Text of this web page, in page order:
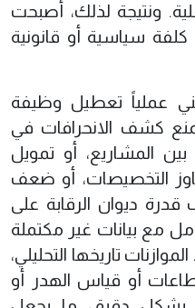
ونتيجة لذلك، أصبحت
كلفة سياسية أو قانونية
عملياً تعطيل وظيفة
يمنع كشف الانحرافات في
المشاريع، أو تمويل
التخصيصات، أو ضعف
ديوان الرقابة على
مع بيانات غير مكتملة
تاريخها التحليلي،
أو قياس الهدر أو